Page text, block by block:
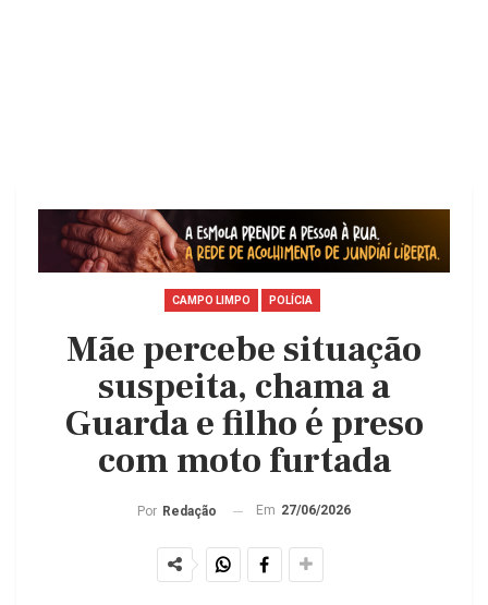
CAMPO LIMPO POLÍCIA
Mãe percebe situação
suspeita, chama a
Guarda e filho é preso
com moto furtada
Por Redação Em 27/06/2026